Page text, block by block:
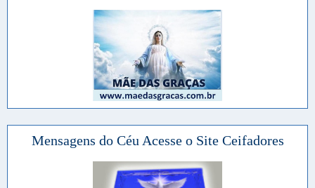
Mensagens do Céu Acesse o Site Ceifadores